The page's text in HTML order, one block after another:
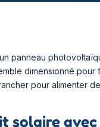
panneau
dimensionné
pour alimenter
solaire